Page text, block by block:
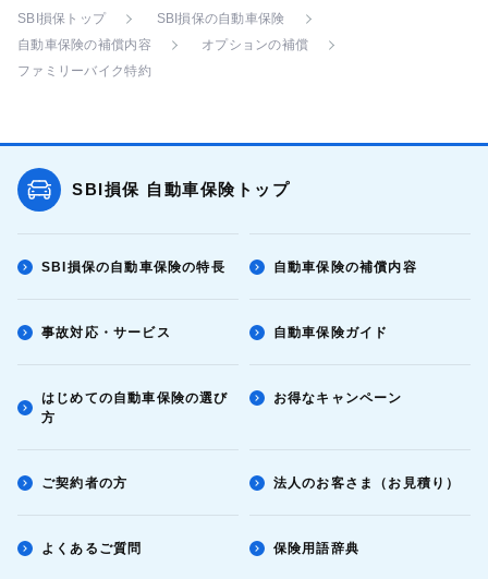
SBI損保トップ
SBI損保の自動車保険
自動車保険の補償内容
オプションの補償
ファミリーバイク特約
SBI損保 自動車保険トップ
SBI損保の自動車保険の特長 自動車保険の補償内容
事故対応・サービス 自動車保険ガイド
はじめての自動車保険の選び
方
お得なキャンペーン
ご契約者の方 法人のお客さま（お見積り）
よくあるご質問 保険用語辞典